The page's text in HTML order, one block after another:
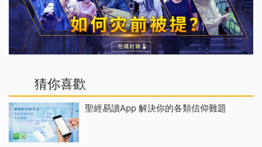
猜你喜歡
聖經易讀App 解決你的各類信仰難題